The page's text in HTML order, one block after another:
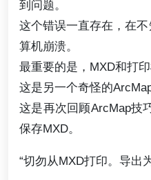
到问题。
这个错误一直存在，在
算机崩溃。
最重要的是，MXD和打
这是另一个奇怪的ArcMap
这是再次回顾ArcMap技
保存MXD。
“切勿从MXD打印。导出